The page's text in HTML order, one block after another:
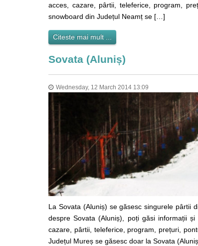
acces, cazare, pârtii, teleferice, program,
snowboard din Județul Neamț se […]
Citeste mai mult ...
Sovata (Aluniș)
Wednesday, 12 March 2014 13:09
La Sovata (Aluniș) se găsesc singurele pârtii
despre Sovata (Aluniș), poți găsi informații
cazare, pârtii, teleferice, program, prețuri,
Județul Mureș se găsesc doar la Sovata